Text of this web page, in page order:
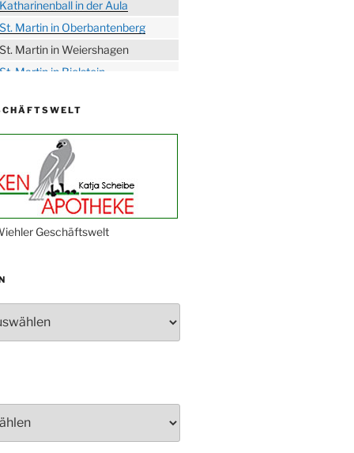
Katharinenball in der Aula
St. Martin in Oberbantenberg
St. Martin in Weiershagen
St. Martin in Bielstein
der Tollitäten
Bielsteiner Männerchor
Volkstrauertag am Ehrenmal
an der
Oberbantenberger Kirche
Frauenchor
Oberbantenberg
im Ev. Gemeindehaus
Burghaus
rund um die
Geschäftswelt